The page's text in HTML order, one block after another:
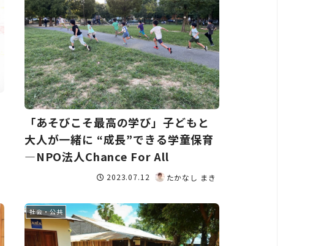
「あそびこそ最高の学び」子どもと
大人が一緒に “成長”できる学童保育
―NPO法人Chance For All
2023.07.12 たかなし まき
社会・公共